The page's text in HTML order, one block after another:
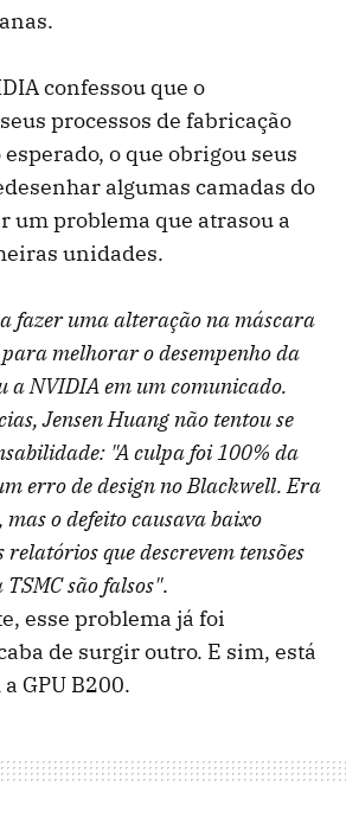
confessou que o
processos de fabricação
o que obrigou seus
algumas camadas do
um problema que atrasou a
unidades.
fazer uma alteração na máscara
melhorar o desempenho da
a NVIDIA em um comunicado.
Jensen Huang não tentou se
"A culpa foi 100% da
erro de design no Blackwell. Era
o defeito causava baixo
relatórios que descrevem tensões
são falsos".
esse problema já foi
de surgir outro. E sim, está
GPU B200.